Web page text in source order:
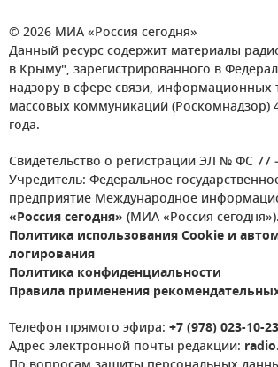
© 2026 МИА «Россия сегодня»
Данный ресурс содержит материалы
в Крыму", зарегистрированного в
надзору в сфере связи, информационных
массовых коммуникаций (Роскомнадзор)
года.
Свидетельство о регистрации ЭЛ № ФС 77
Учредитель: Федеральное
предприятие Международное
«Россия сегодня» (МИА «Россия сегодня»).
Политика использования Cookie и
логирования
Политика конфиденциальности
Правила применения
Телефон прямого эфира: +7 (978) 023-10-23
Адрес электронной почты редакции: